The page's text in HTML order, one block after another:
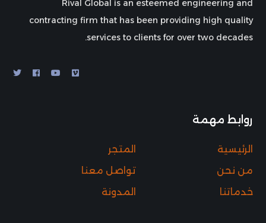
Rival Global is an esteemed engineering and
contracting firm that has been providing high quality
services to clients for over two decades.
روابط مهمة
المتجر
الرئيسية
تواصل معنا
من نحن
المدونة
خدماتنا